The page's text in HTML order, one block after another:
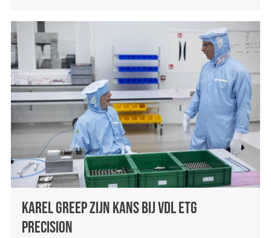
KAREL GREEP ZIJN KANS BIJ VDL ETG
PRECISION